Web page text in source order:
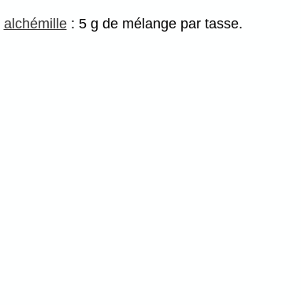
alchémille: 5 g de mélange par tasse.